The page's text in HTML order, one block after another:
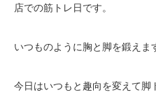
店での筋トレ日です。
いつものように胸と脚を鍛えま
今日はいつもと趣向を変えて脚